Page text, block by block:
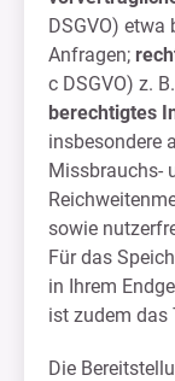
DSGVO) etwa
Anfragen;
c DSGVO) z.
berechtigtes
insbesondere
Missbrauchs-
sowie
Für das
in Ihrem
ist zudem das
Die